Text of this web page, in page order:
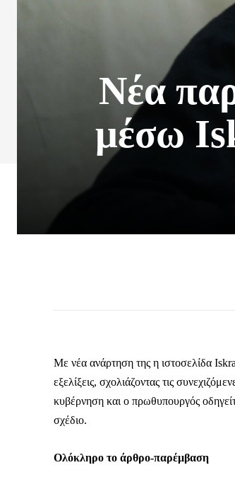
Νέα
μέσω
Με νέα ανάρτηση της η ιστοσελίδα
εξελίξεις, σχολιάζοντας τις
κυβέρνηση και ο πρωθυπουργός
σχέδιο.
Ολόκληρο το άρθρο-παρέμβαση